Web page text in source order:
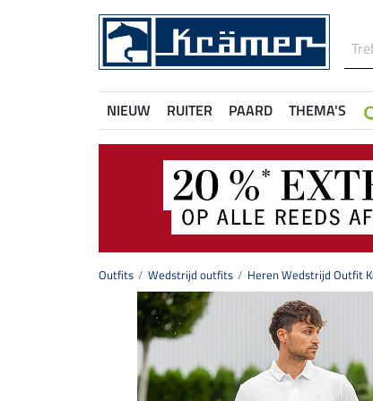
NIEUW RUITER PAARD THEMA'S
Outfits Wedstrijd outfits Heren Wedstrijd Outfit